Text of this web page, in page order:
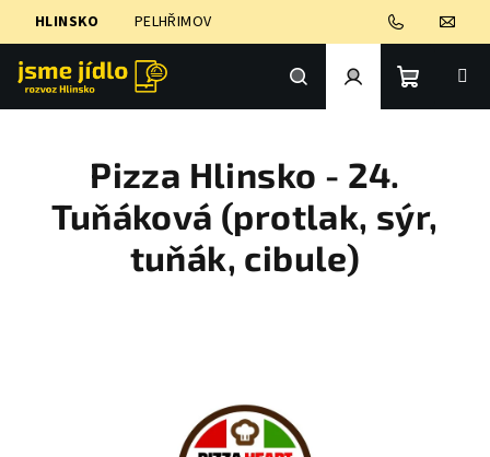
HLINSKO PELHŘIMOV
Hledat PřihlášeníNákupní
Pizza Hlinsko - 24.
Tuňáková (protlak, sýr,
tuňák, cibule)